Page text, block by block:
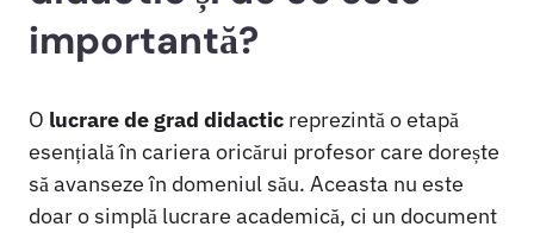
importantă?
O lucrare de grad didactic reprezintă o etapă
esențială în cariera oricărui profesor care dorește
să avanseze în domeniul său. Aceasta nu este
doar o simplă lucrare academică, ci un document